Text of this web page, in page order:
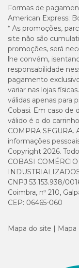
Formas de
American Express;
* As promoções,
site não são
promoções, será
lhe convém,
responsabilidade
pagamento
variar nas lojas
válidas apenas para
Cobasi. Em caso de
válido é o do
COMPRA SEGURA.
informações
Copyright 2026.
COBASI
CNPJ 53.153.938/
Coimbra, nº 210,
CEP: 06465-060
Mapa do site